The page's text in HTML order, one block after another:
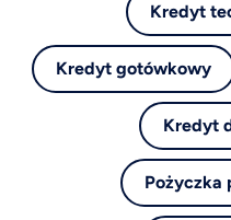
Kredyt
Kredyt gotówkowy
Kredyt
Pożyczka